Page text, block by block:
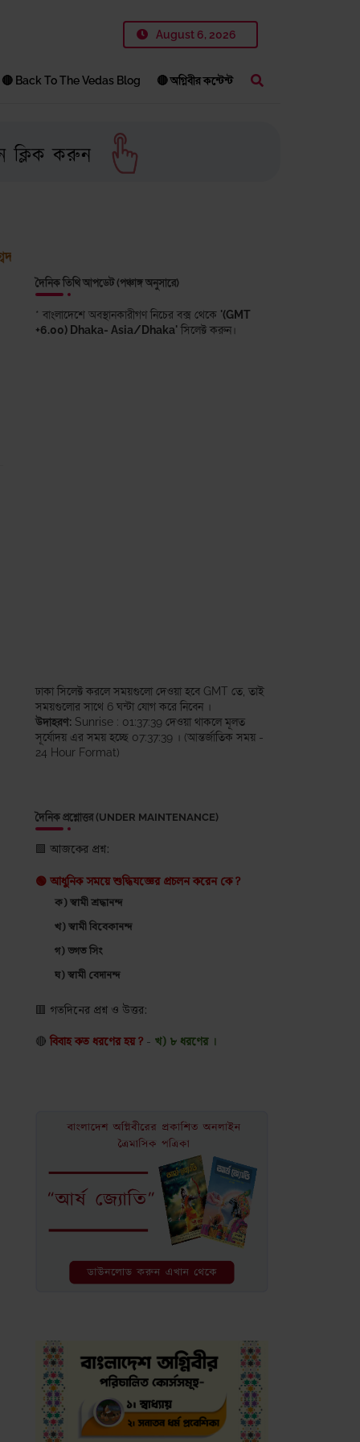
August 6, 2026
🔴 Back To The Vedas Blog 🔴 অগ্নিবীর কন্টেন্ট
দৈনিক তিথি আপডেট (পঞ্চাঙ্গ অনুসারে)
* বাংলাদেশে অবস্থানকারীগণ নিচের বক্স থেকে '(GMT
+6.00) Dhaka- Asia/Dhaka' সিলেক্ট করুন।
ঢাকা সিলেক্ট করলে সময়গুলো দেওয়া হবে GMT তে, তাই
সময়গুলোর সাথে 6 ঘন্টা যোগ করে নিবেন ।
উদাহরণ:Sunrise : 01:37:39 দেওয়া থাকলে মূলত
সূর্যোদয় এর সময় হচ্ছে 07:37:39 । (আন্তর্জাতিক সময় -
24 Hour Format)
দৈনিক প্রশ্নোত্তর (UNDER MAINTENANCE)
🟩 আজকের প্রশ্ন:
🟢 আধুনিক সময়ে শুদ্ধিযজ্ঞের প্রচলন করেন কে ?
ক) স্বামী শ্রদ্ধানন্দ
খ) স্বামী বিবেকানন্দ
গ) ভগত সিং
ঘ) স্বামী বেদানন্দ
🟥 গতদিনের প্রশ্ন ও উত্তর:
🔴 বিবাহ কত ধরণের হয় ?- খ) ৮ ধরণের ।